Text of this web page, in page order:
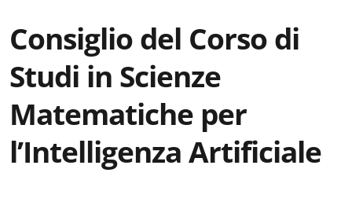
Consiglio del Corso di
Studi in Scienze
Matematiche per
l’Intelligenza Artificiale